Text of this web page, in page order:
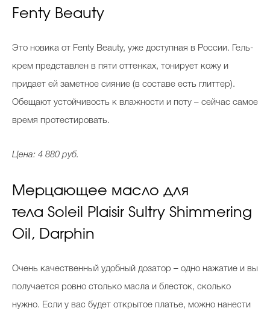
Fenty Beauty
Это новика от Fenty Beauty, уже доступная в России. Гель-
крем представлен в пяти оттенках, тонирует кожу и
придает ей заметное сияние (в составе есть глиттер).
Обещают устойчивость к влажности и поту – сейчас самое
время протестировать.
Цена: 4 880 руб.
Мерцающее масло для
тела Soleil Plaisir Sultry Shimmering
Oil, Darphin
Очень качественный удобный дозатор – одно нажатие и вы
получается ровно столько масла и блесток, сколько
нужно. Если у вас будет открытое платье, можно нанести